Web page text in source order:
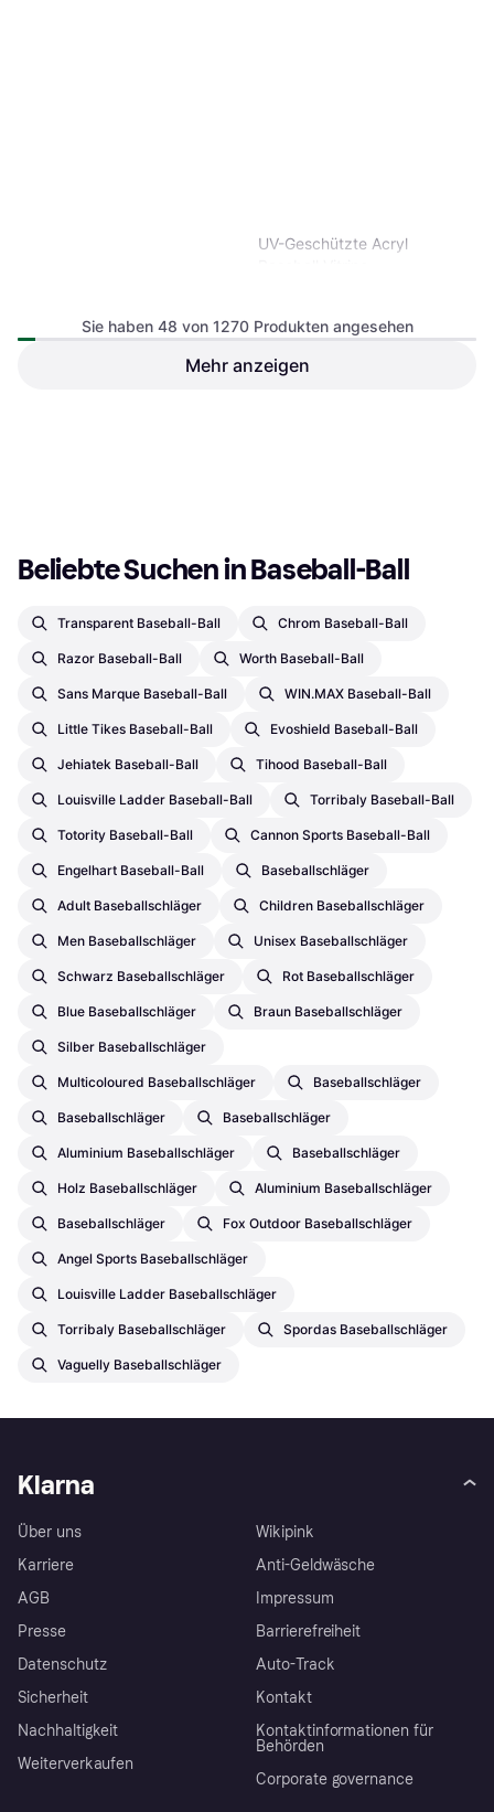
UV-Geschützte Acryl
Sie haben 48 von 1270 Produkten angesehen
Mehr anzeigen
Beliebte Suchen in Baseball-Ball
Transparent Baseball-Ball Chrom Baseball-Ball
Razor Baseball-Ball Worth Baseball-Ball
Sans Marque Baseball-Ball WIN.MAX Baseball-Ball
Little Tikes Baseball-Ball Evoshield Baseball-Ball
Jehiatek Baseball-Ball Tihood Baseball-Ball
Louisville Ladder Baseball-Ball Torribaly Baseball-Ball
Totority Baseball-Ball Cannon Sports Baseball-Ball
Engelhart Baseball-Ball Baseballschläger
Adult Baseballschläger Children Baseballschläger
Men Baseballschläger Unisex Baseballschläger
Schwarz Baseballschläger Rot Baseballschläger
Blue Baseballschläger Braun Baseballschläger
Silber Baseballschläger
Multicoloured Baseballschläger Baseballschläger
Baseballschläger Baseballschläger
Aluminium Baseballschläger Baseballschläger
Holz Baseballschläger Aluminium Baseballschläger
Baseballschläger Fox Outdoor Baseballschläger
Angel Sports Baseballschläger
Louisville Ladder Baseballschläger
Torribaly Baseballschläger Spordas Baseballschläger
Vaguelly Baseballschläger
Klarna
Über uns
Karriere
AGB
Presse
Datenschutz
Sicherheit
Nachhaltigkeit
Weiterverkaufen
Wikipink
Anti-Geldwäsche
Impressum
Barrierefreiheit
Auto-Track
Kontakt
Kontaktinformationen für
Behörden
Corporate governance